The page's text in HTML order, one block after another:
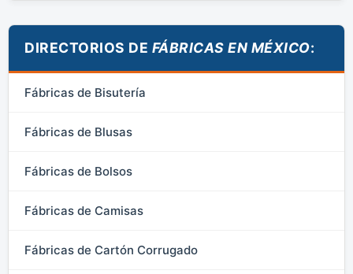
DIRECTORIOS DE FÁBRICAS EN MÉXICO:
Fábricas de Bisutería
Fábricas de Blusas
Fábricas de Bolsos
Fábricas de Camisas
Fábricas de Cartón Corrugado